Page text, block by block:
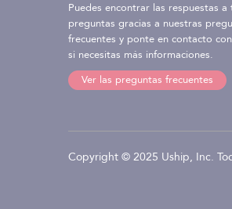
Puedes encontrar las respuestas a
preguntas gracias a nuestras
frecuentes y ponte en contacto
si necesitas más informaciones.
Ver las preguntas frecuentes
Copyright © 2025 Uship, Inc.